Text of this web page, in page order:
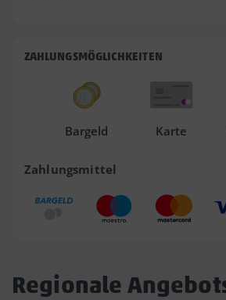
ZAHLUNGSMÖGLICHKEITEN
Bargeld Karte
Zahlungsmittel
Regionale